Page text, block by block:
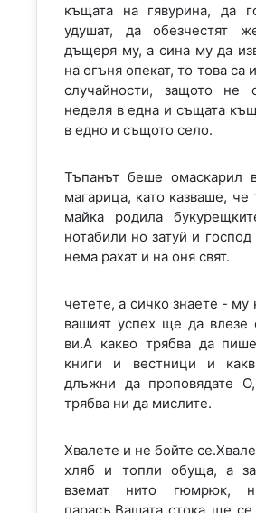
къщата на гявурина, да
удушат, да обезчестят
дъщеря му, а сина му да
на огъня опекат, то това са
случайности, защото не
неделя в една и същата
в едно и същото село.
Тъпанът беше омаскарил
магарица, като казваше, че
майка родила
нотабили но затуй и господ
нема рахат и на оня свят.
четете, а сичко знаете - му
вашият успех ще да
ви.А какво трябва да
книги и вестници и
длъжни да проповядате
трябва ни да мислите.
Хвалете и не бойте
хляб и топли обуща, а
вземат нито гюмрюк,